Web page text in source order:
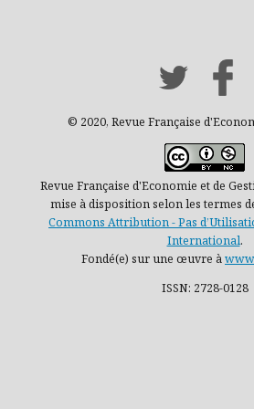
© 2020, Revue Française
Revue Française d'Economie et de
mise à disposition selon les termes
Commons Attribution - Pas
International.
Fondé(e) sur une œuvre à
ISSN: 2728-0128